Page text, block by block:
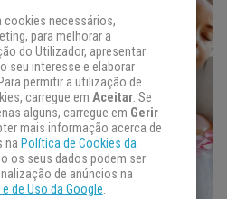
cookies necessários,
para melhorar a
do Utilizador, apresentar
seu interesse e elaborar
permitir a utilização de
carregue em Aceitar. Se
alguns, carregue em Gerir
mais informação acerca de
na Política de Cookies da
os seus dados podem ser
de anúncios na
de Uso da Google.